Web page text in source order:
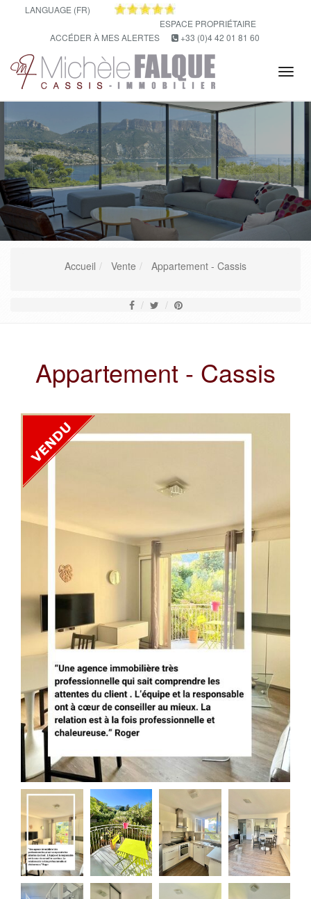
LANGUAGE (FR)
ESPACE PROPRIÉTAIRE
ACCÉDER À MES ALERTES
+33 (0)4 42 01 81 60
Accueil Vente Appartement - Cassis
Appartement - Cassis